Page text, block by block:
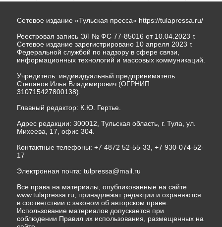
Сетевое издание «Тульская пресса» https://tulapressa.ru/
Реестровая запись ЭЛ № ФС 77-85016 от 10.04.2023 г.
Сетевое издание зарегистрировано 10 апреля 2023 г.
Федеральной службой по надзору в сфере связи,
информационных технологий и массовых коммуникаций.
Учредитель: индивидуальный предприниматель
Степанов Илья Владимирович (ОГРНИП
310715427800138).
Главный редактор: К.Ю. Гертье.
Адрес редакции: 300012, Тульская область, г. Тула, ул.
Михеева, 17, офис 304.
Контактные телефоны: +7 4872 52-55-33, +7 930-074-52-
17
Электронная почта: tulpressa@mail.ru
Все права на материалы, опубликованные на сайте
www.tulapressa.ru, принадлежат редакции и охраняются
в соответствии с законом об авторском праве.
Использование материалов допускается при
соблюдении Правил их использования, размещенных на